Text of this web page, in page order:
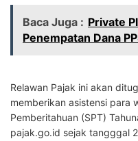
Baca Juga : Private
Penempatan Dana
Relawan Pajak ini akan
memberikan asistensi para
Pemberitahuan (SPT)
pajak.go.id sejak tangggal